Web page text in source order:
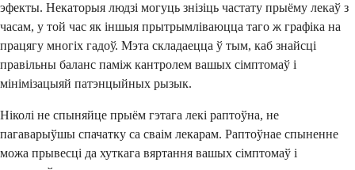
эфекты. Некаторыя людзі могуць знізіць частату прыёму лекаў з
часам, у той час як іншыя прытрымліваюцца таго ж графіка на
працягу многіх гадоў. Мэта складаецца ў тым, каб знайсці
правільны баланс паміж кантролем вашых сімптомаў і
мінімізацыяй патэнцыйных рызык.
Ніколі не спыняйце прыём гэтага лекі раптоўна, не
пагаварыўшы спачатку са сваім лекарам. Раптоўнае спыненне
можа прывесці да хуткага вяртання вашых сімптомаў і